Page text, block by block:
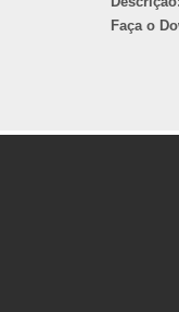
Faça o